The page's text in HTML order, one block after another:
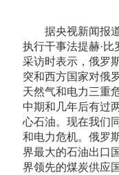
据央视新闻报道
执行干事法提赫·
采访时表示，俄罗
突和西方国家对俄
天然气和电力三重
中期和几年后有过
心石油。现在我们
和电力危机。俄罗
界最大的石油出口
界领先的煤炭供应